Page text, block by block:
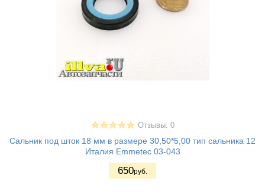
Отзывы: 0
Сальник под шток 18 мм в размере 30,50*5,00 тип сальника 12
Италия Emmetec 03-043
650руб.